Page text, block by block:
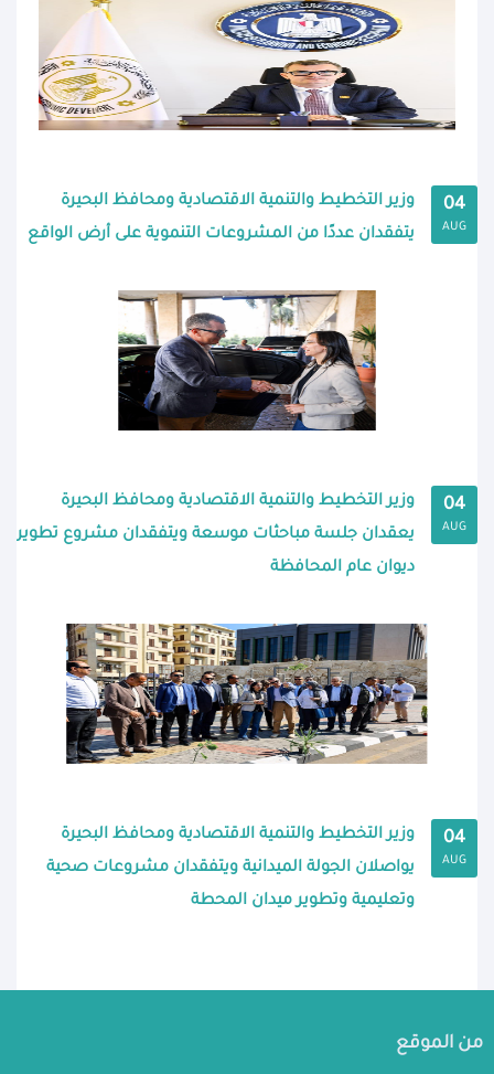
04
AUG
وزير التخطيط والتنمية الاقتصادية ومحافظ البحيرة
يتفقدان عددًا من المشروعات التنموية على أرض الواقع
04
AUG
وزير التخطيط والتنمية الاقتصادية ومحافظ البحيرة
يعقدان جلسة مباحثات موسعة ويتفقدان مشروع تطوير
ديوان عام المحافظة
04
AUG
وزير التخطيط والتنمية الاقتصادية ومحافظ البحيرة
يواصلان الجولة الميدانية ويتفقدان مشروعات صحية
وتعليمية وتطوير ميدان المحطة
من الموقع